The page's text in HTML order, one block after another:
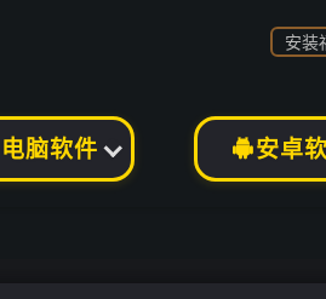
电脑软件 安卓
安装